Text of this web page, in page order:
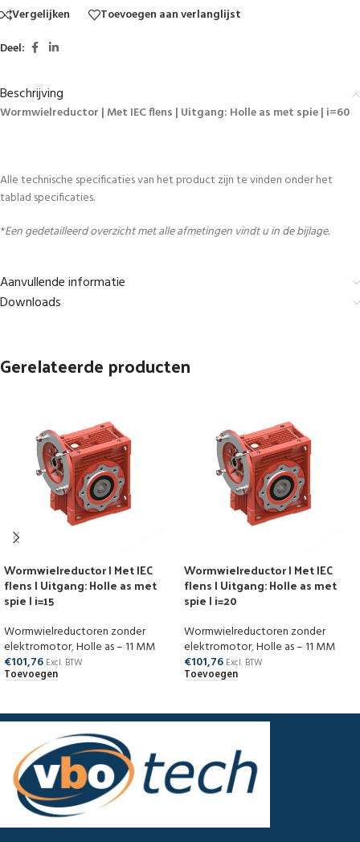
Vergelijken
Toevoegen aan verlanglijst
Deel:
Beschrijving
Wormwielreductor | Met IEC flens | Uitgang: Holle as met spie | i=60
Alle technische specificaties van het product zijn te vinden onder het
tablad specificaties.
*Een gedetailleerd overzicht met alle afmetingen vindt u in de bijlage.
Aanvullende informatie
Downloads
Gerelateerde producten
Wormwielreductor | Met IEC
flens | Uitgang: Holle as met
spie | i=15
Wormwielreductoren zonder
elektromotor,Holle as – 11 MM
€101,76 Excl. BTW
Toevoegen
Wormwielreductor | Met IEC
flens | Uitgang: Holle as met
spie | i=20
Wormwielreductoren zonder
elektromotor,Holle as – 11 MM
€101,76 Excl. BTW
Toevoegen